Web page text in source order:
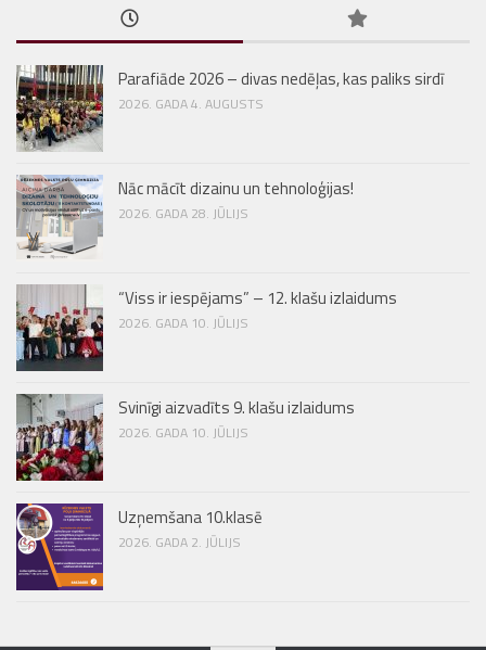
Parafiāde 2026 – divas nedēļas, kas paliks sirdī
2026. GADA 4. AUGUSTS
Nāc mācīt dizainu un tehnoloģijas!
2026. GADA 28. JŪLIJS
“Viss ir iespējams” – 12. klašu izlaidums
2026. GADA 10. JŪLIJS
Svinīgi aizvadīts 9. klašu izlaidums
2026. GADA 10. JŪLIJS
Uzņemšana 10.klasē
2026. GADA 2. JŪLIJS